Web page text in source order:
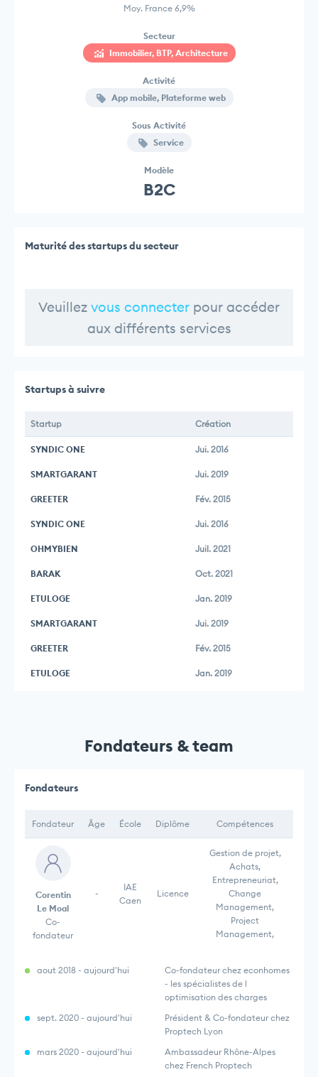
Moy. France 6,9%
Secteur
Immobilier, BTP, Architecture
Activité
App mobile, Plateforme web
Sous Activité
Service
Modèle
B2C
Maturité des startups du secteur
Veuillez vous connecter pour accéder
aux différents services
Startups à suivre
Startup Création
SYNDIC ONE Jui. 2016
SMARTGARANT Jui. 2019
GREETER Fév. 2015
SYNDIC ONE Jui. 2016
OHMYBIEN Juil. 2021
BARAK Oct. 2021
ETULOGE Jan. 2019
SMARTGARANT Jui. 2019
GREETER Fév. 2015
ETULOGE Jan. 2019
Fondateurs & team
Fondateurs
Fondateur Âge École Diplôme Compétences
Corentin
Le Moal
Co-
fondateur
-
IAE
Caen
Licence
Gestion de projet,
Achats,
Entrepreneuriat,
Change
Management,
Project
Management,
aout 2018 - aujourd'hui
Co-fondateur chez econhomes
- les spécialistes de l
optimisation des charges
sept. 2020 - aujourd'hui
Président & Co-fondateur chez
Proptech Lyon
mars 2020 - aujourd'hui
Ambassadeur Rhône-Alpes
chez French Proptech